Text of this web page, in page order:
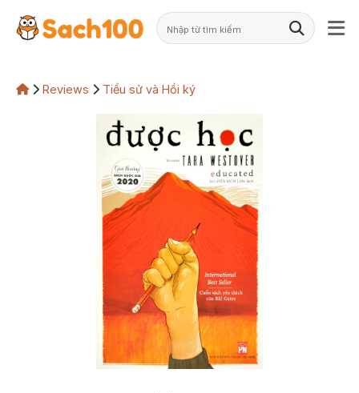
Reviews Tiểu sử và Hồi ký